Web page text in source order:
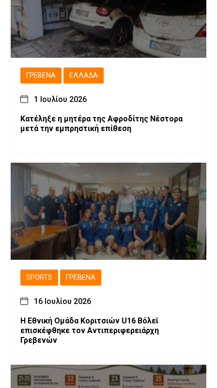
ΓΡΕΒΕΝΆ ΕΛΛΆΔΑ
1 Ιουλίου 2026
Κατέληξε η μητέρα της Αφροδίτης Νέστορα
μετά την εμπρηστική επίθεση
SPORTS ΓΡΕΒΕΝΆ
16 Ιουλίου 2026
Η Εθνική Ομάδα Κοριτσιών U16 Βόλεϊ
επισκέφθηκε τον Αντιπεριφερειάρχη
Γρεβενών